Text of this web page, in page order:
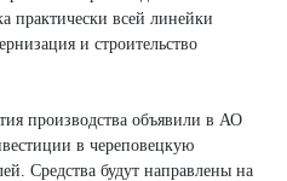
практически всей линейки
и строительство
производства объявили в АО
в череповецкую
Средства будут направлены на